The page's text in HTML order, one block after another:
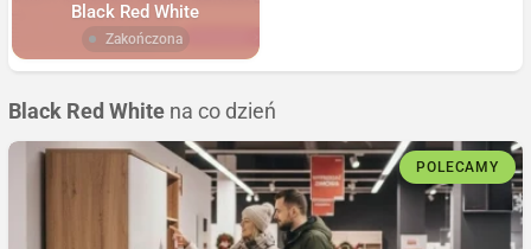
Black Red White
Zakończona
Black Red White na co dzień
POLECAMY